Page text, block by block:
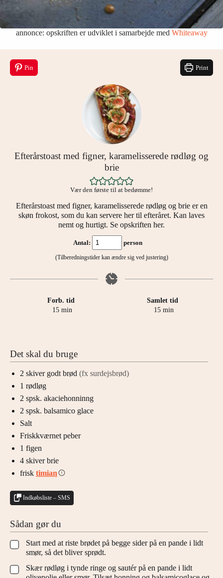
annonce: opskriften er udviklet i samarbejde med Whiteaway
Pin Print
Efterårstoast med figner, karamelisserede rødløg og
brie
Vær den første til at bedømme!
Efterårstoast med figner, karamelisserede rødløg og brie er en
skøn frokost, som du kan servere her til efteråret. Kan laves
nemt og hurtigt. Se opskriften her.
Antal: person
(Tilberedningstider kan ændre sig ved justering)
Forb. tid
15minutter
min
Samlet tid
15minutter
min
Det skal du bruge
2 skiver godt brød (fx surdejsbrød)
1 rødløg
2 spsk. akaciehonninng
2 spsk. balsamico glace
Salt
Friskkværnet peber
1 figen
4 skiverbrie
frisk timian
Indkøbsliste – SMS
Sådan gør du
▢
Start med at riste brødet på begge sider på en pande i lidt
smør, så det bliver sprødt.
▢
Skær rødløg i tynde ringe og sautér på en pande i lidt